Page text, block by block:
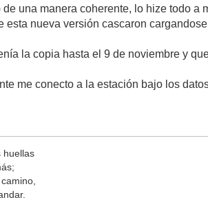
una manera coherente, lo hize todo
esta nueva versión cascaron
la copia hasta el 9 de noviembre y
me conecto a la estación bajo los
huellas